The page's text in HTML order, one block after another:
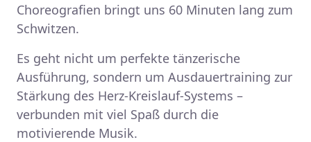
Choreografien bringt uns 60 Minuten lang zum
Schwitzen.
Es geht nicht um perfekte tänzerische
Ausführung, sondern um Ausdauertraining zur
Stärkung des Herz-Kreislauf-Systems –
verbunden mit viel Spaß durch die
motivierende Musik.